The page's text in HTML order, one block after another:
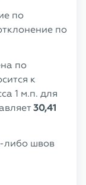
по
по
по
к
1 м.п. для
30,41
либо швов